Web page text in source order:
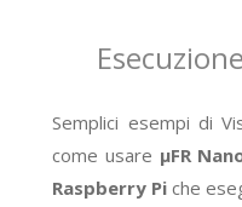
Semplici esempi di
come usare μFR
Raspberry Pi che